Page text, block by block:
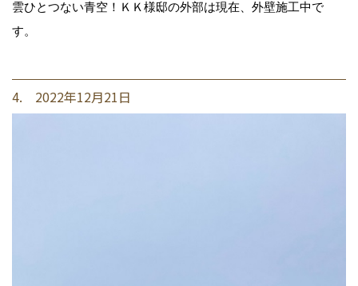
雲ひとつない青空！ＫＫ様邸の外部は現在、外壁施工中で
す。
4. 2022年12月21日